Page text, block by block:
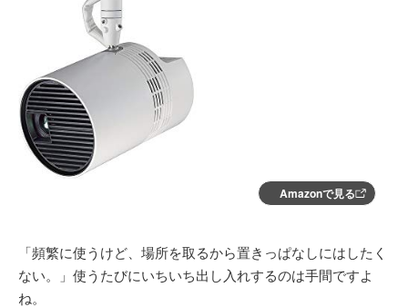
Amazonで見る
「頻繁に使うけど、場所を取るから置きっぱなしにはしたく
ない。」使うたびにいちいち出し入れするのは手間ですよ
ね。